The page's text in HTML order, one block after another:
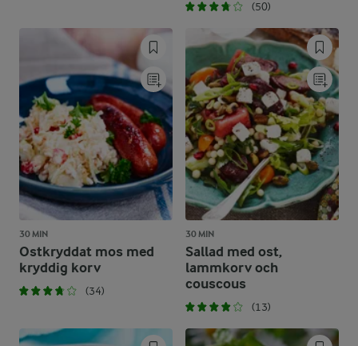
(50)
30 MIN
Ostkryddat mos med
kryddig korv
(34)
30 MIN
Sallad med ost,
lammkorv och
couscous
(13)